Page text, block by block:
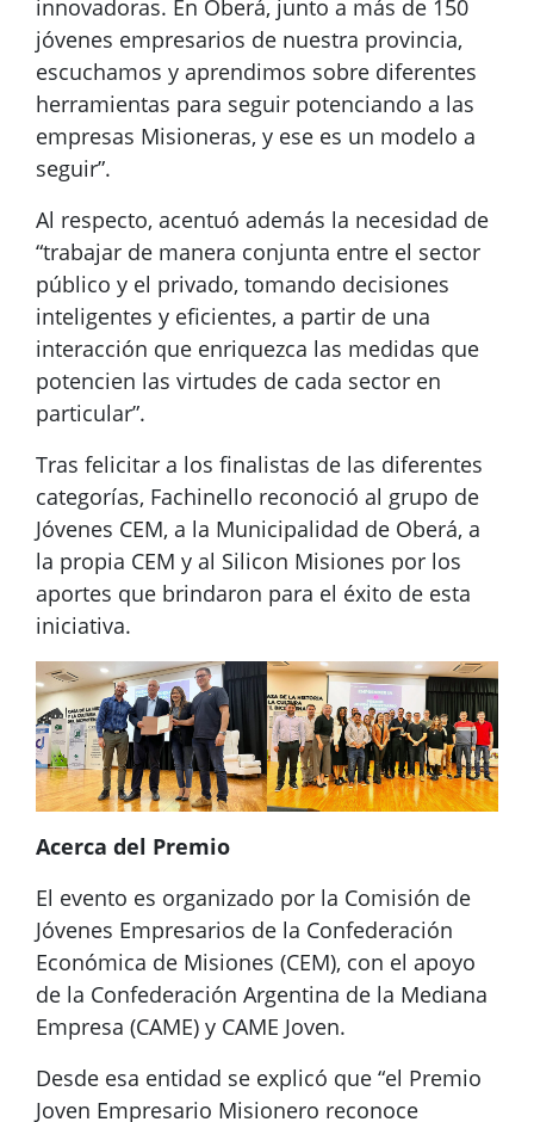
innovadoras. En Oberá, junto a más de 150
jóvenes empresarios de nuestra provincia,
escuchamos y aprendimos sobre diferentes
herramientas para seguir potenciando a las
empresas Misioneras, y ese es un modelo a
seguir”.
Al respecto, acentuó además la necesidad de
“trabajar de manera conjunta entre el sector
público y el privado, tomando decisiones
inteligentes y eficientes, a partir de una
interacción que enriquezca las medidas que
potencien las virtudes de cada sector en
particular”.
Tras felicitar a los finalistas de las diferentes
categorías, Fachinello reconoció al grupo de
Jóvenes CEM, a la Municipalidad de Oberá, a
la propia CEM y al Silicon Misiones por los
aportes que brindaron para el éxito de esta
iniciativa.
Acerca del Premio
El evento es organizado por la Comisión de
Jóvenes Empresarios de la Confederación
Económica de Misiones (CEM), con el apoyo
de la Confederación Argentina de la Mediana
Empresa (CAME) y CAME Joven.
Desde esa entidad se explicó que “el Premio
Joven Empresario Misionero reconoce